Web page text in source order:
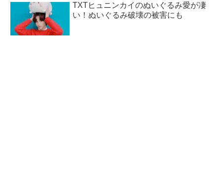
TXTヒュニンカイのぬいぐるみ愛が凄
い！ぬいぐるみ破壊の被害にも